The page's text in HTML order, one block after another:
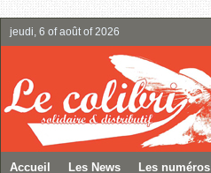
jeudi, 6 of août of 2026
Accueil Les News Les numéros